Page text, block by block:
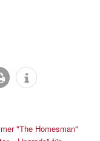
"The Homesman"